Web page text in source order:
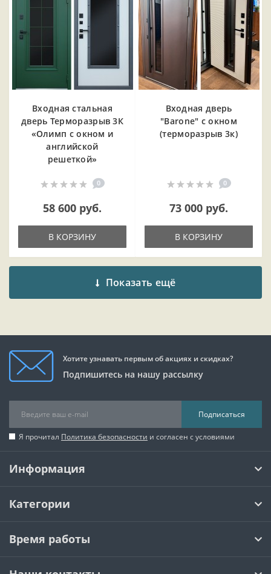
Входная cтальная
дверь Терморазрыв 3К
«Олимп с окном и
английской
решеткой»
0
58 600 руб.
В КОРЗИНУ
Входная дверь
"Barone" с окном
(терморазрыв 3к)
0
73 000 руб.
В КОРЗИНУ
Показать ещё
Хотите узнавать первым об акциях и скидках?
Подпишитесь на нашу рассылку
Подписаться
Я прочитал Политика безопасности и согласен с условиями
Информация
Категории
Время работы